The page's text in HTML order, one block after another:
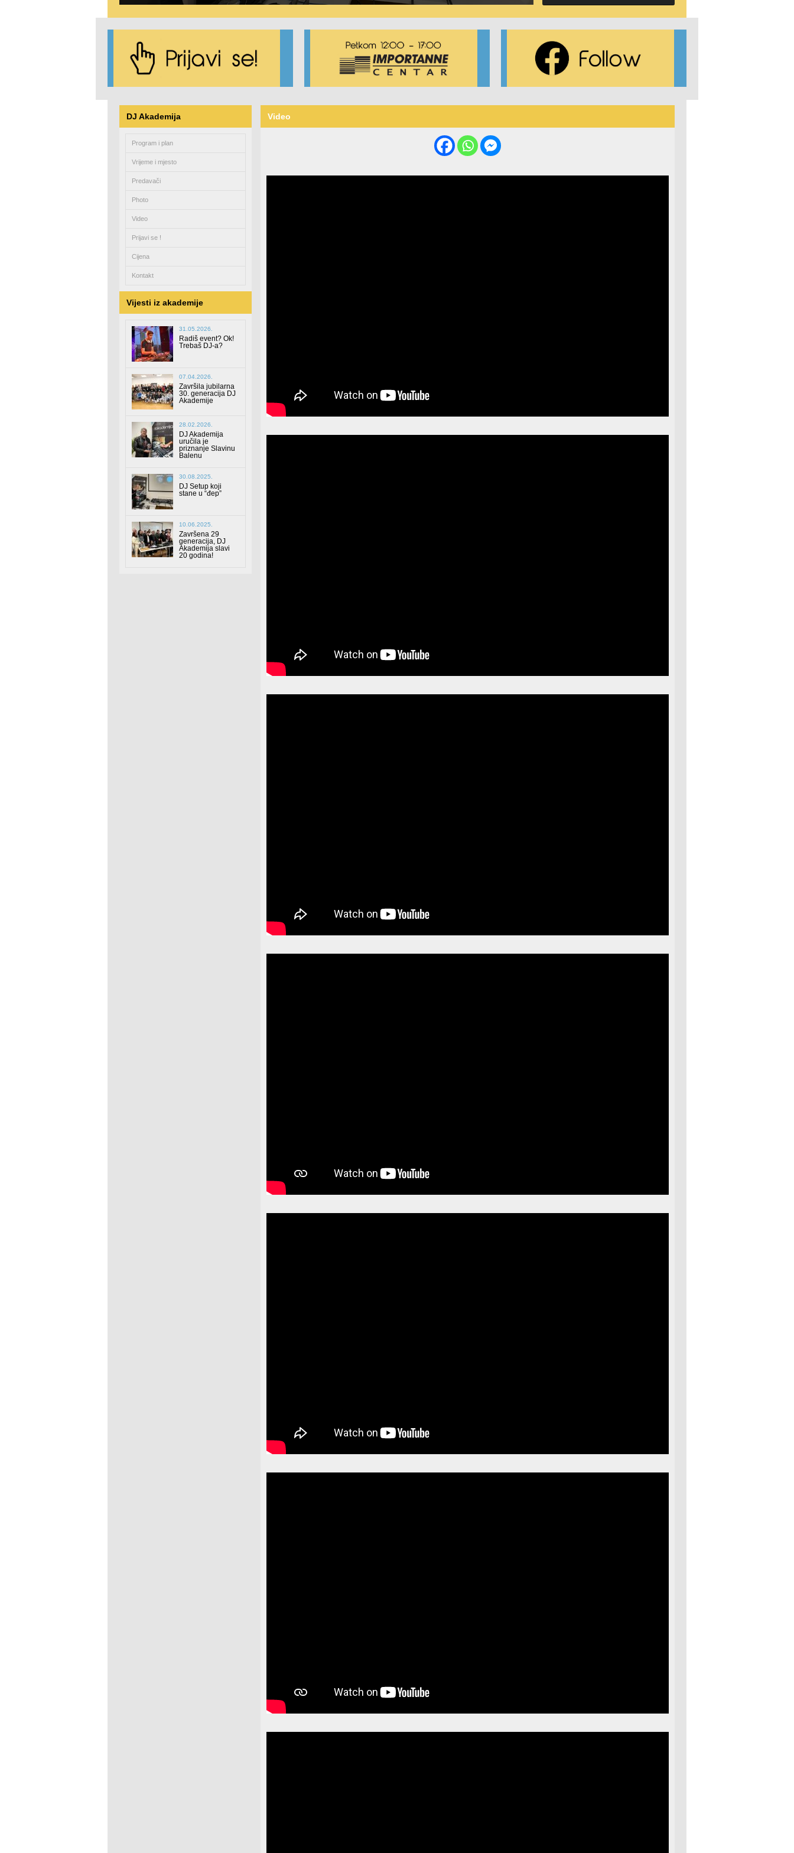
DJ Akademija
Program i plan
Vrijeme i mjesto
Predavači
Photo
Video
Prijavi se !
Cijena
Kontakt
Vijesti iz akademije
31.05.2026.
Radiš event? Ok!
Trebaš DJ-a?
07.04.2026.
Završila jubilarna
30. generacija DJ
Akademije
28.02.2026.
DJ Akademija
uručila je
priznanje Slavinu
Balenu
30.08.2025.
DJ Setup koji
stane u “đep”
10.06.2025.
Završena 29
generacija, DJ
Akademija slavi
20 godina!
Video